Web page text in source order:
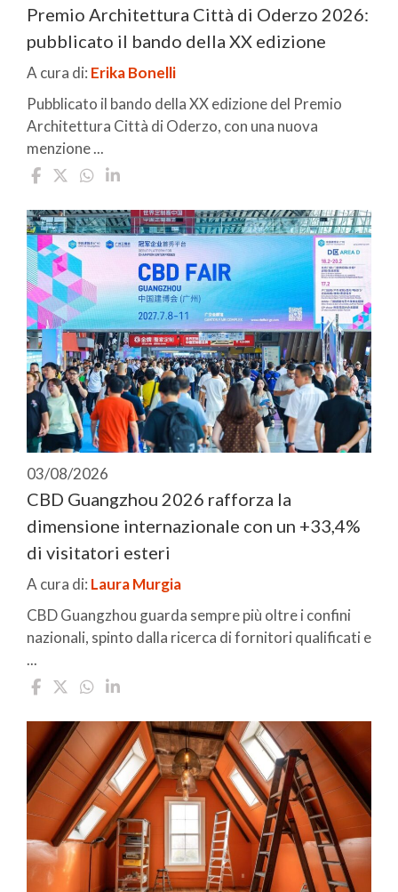
Premio Architettura Città di Oderzo 2026:
pubblicato il bando della XX edizione
A cura di: Erika Bonelli
Pubblicato il bando della XX edizione del Premio
Architettura Città di Oderzo, con una nuova
menzione ...
03/08/2026
CBD Guangzhou 2026 rafforza la
dimensione internazionale con un +33,4%
di visitatori esteri
A cura di: Laura Murgia
CBD Guangzhou guarda sempre più oltre i confini
nazionali, spinto dalla ricerca di fornitori qualificati e
...